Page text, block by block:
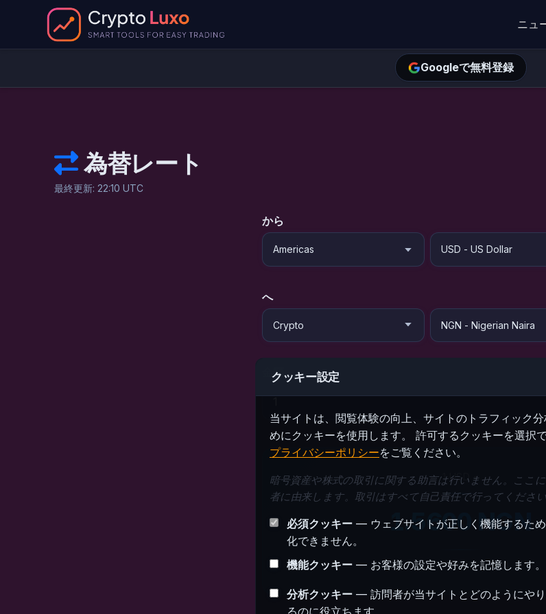
ニュ
Googleで無料登録
為替レート
最終更新: 22:10 UTC
から
へ
金額
1 USD =
1.5600 NGN
1 NGN = 0.641026 USD
クッキー設定
当サイトは、閲覧体験の向上、サイトのトラフィック
めにクッキーを使用します。 許可するクッキーを選択
プライバシーポリシーをご覧ください。
暗号資産や株式の取引に関する助言は行いません。ここ
者に由来します。取引はすべて自己責任で行ってください
必須クッキー — ウェブサイトが正しく機能するた
化できません。
機能クッキー — お客様の設定や好みを記憶します。
分析クッキー — 訪問者が当サイトとどのようにや
るのに役立ちます。